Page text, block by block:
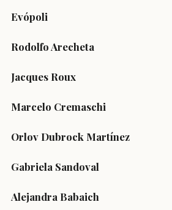
Evópoli
Rodolfo Arecheta
Jacques Roux
Marcelo Cremaschi
Orlov Dubrock Martínez
Gabriela Sandoval
Alejandra Babaich